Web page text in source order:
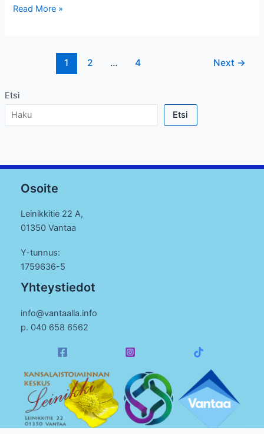
Etsi
Etsi
Lasten
Read More »
1 2 … 4 Next →
Osoite
Leinikkitie 22 A,
01350 Vantaa
Y-tunnus:
1759636-5
Yhteystiedot
info@vantaalla.info
p. 040 658 6562